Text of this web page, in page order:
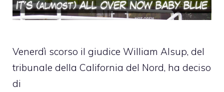
Venerdì scorso il giudice William Alsup, del
tribunale della California del Nord, ha deciso
di